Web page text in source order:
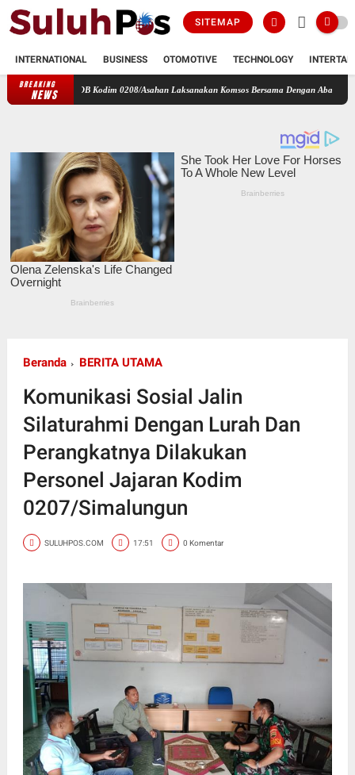
SITEMAP
INTERNATIONAL BUSINESS OTOMOTIVE TECHNOLOGY
BREAKING
NEWS
17/DB Kodim 0208/Asahan Laksanakan Komsos Bersama Dengan Abang Becak
Beranda BERITA UTAMA
Komunikasi Sosial Jalin
Silaturahmi Dengan Lurah Dan
Perangkatnya Dilakukan
Personel Jajaran Kodim
0207/Simalungun
SULUHPOS.COM 17:51 0 Komentar